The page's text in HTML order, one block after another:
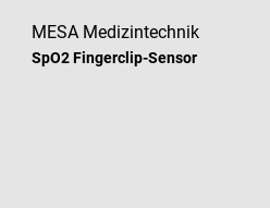
MESA Medizintechnik
SpO2 Fingerclip-Sensor